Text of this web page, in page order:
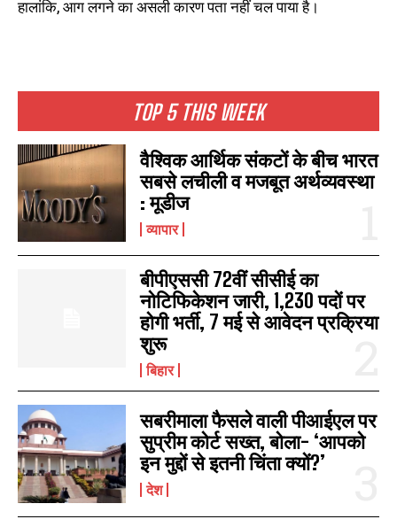
TOP 5 THIS WEEK
वैश्विक आर्थिक संकटों के बीच भारत
सबसे लचीली व मजबूत अर्थव्यवस्था
: मूडीज
व्यापार
बीपीएससी 72वीं सीसीई का
नोटिफिकेशन जारी, 1,230 पदों पर
होगी भर्ती, 7 मई से आवेदन प्रक्रिया
शुरू
बिहार
सबरीमाला फैसले वाली पीआईएल पर
सुप्रीम कोर्ट सख्त, बोला- ‘आपको
इन मुद्दों से इतनी चिंता क्यों?’
देश
हालांकि, आग लगने का असली कारण पता नहीं चल पाया है।